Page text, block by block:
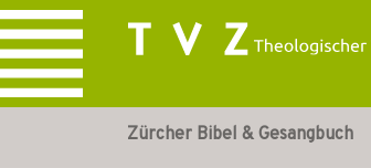
Zürcher Bibel & Gesangbuch